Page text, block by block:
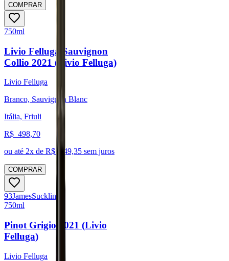
COMPRAR
750ml
Livio Felluga Sauvignon
Collio 2021 (Livio Felluga)
Livio Felluga
Branco, Sauvignon Blanc
Itália, Friuli
R$ 498,70
ou até 2x de R$ 249,35 sem juros
COMPRAR
93JamesSuckling
750ml
Pinot Grigio 2021 (Livio
Felluga)
Livio Felluga